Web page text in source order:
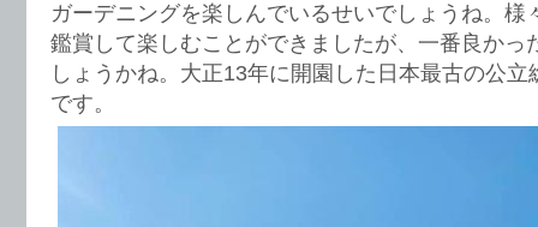
ガーデニングを楽しんでいるせいでしょうね。様
鑑賞して楽しむことができましたが、一番良かっ
しょうかね。大正13年に開園した日本最古の公
です。